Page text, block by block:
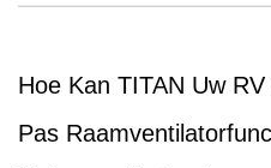
Hoe Kan TITAN Uw
Pas